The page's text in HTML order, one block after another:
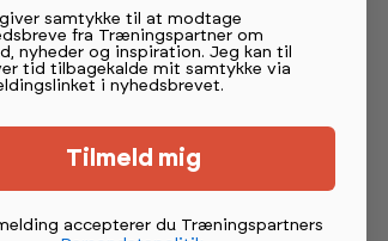
tekst
samtykke til at modtage
fra Træningspartner om
nyheder og inspiration. Jeg kan til
tid tilbagekalde mit samtykke via
i nyhedsbrevet.
Tilmeld mig
accepterer du Træningspartners